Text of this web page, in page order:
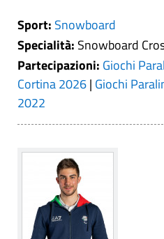
Sport: Snowboard
Specialità: Snowboard
Partecipazioni: Giochi
Cortina 2026| Giochi
2022